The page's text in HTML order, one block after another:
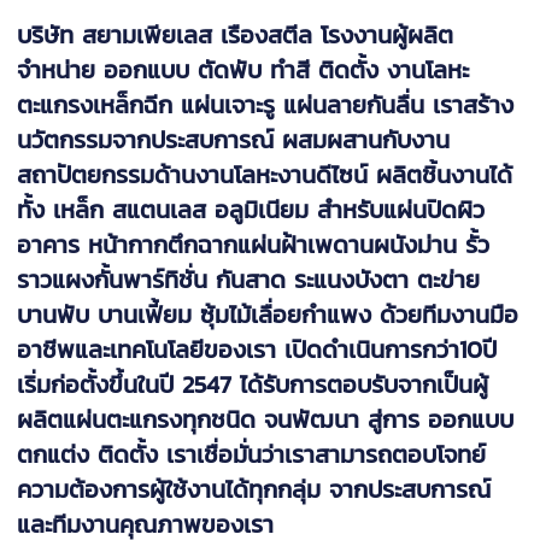
บริษัท สยามเพียเลส เรืองสตีล โรงงานผู้ผลิต
จำหน่าย ออกแบบ ตัดพับ ทำสี ติดตั้ง งานโลหะ
ตะแกรงเหล็กฉีก แผ่นเจาะรู แผ่นลายกันลื่น เราสร้าง
นวัตกรรมจากประสบการณ์ ผสมผสานกับงาน
สถาปัตยกรรมด้านงานโลหะงานดีไซน์ ผลิตชิ้นงานได้
ทั้ง เหล็ก สแตนเลส อลูมิเนียม สำหรับแผ่นปิดผิว
อาคาร หน้ากากตึกฉากแผ่นฝ้าเพดานผนังม่าน รั้ว
ราวแผงกั้นพาร์ทิชั่น กันสาด ระแนงบังตา ตะข่าย
บานพับ บานเฟี้ยม ซุ้มไม้เลื่อยกำแพง ด้วยทีมงานมือ
อาชีพและเทคโนโลยีของเรา เปิดดำเนินการกว่า10ปี
เริ่มก่อตั้งขึ้นในปี 2547 ได้รับการตอบรับจากเป็นผู้
ผลิตแผ่นตะแกรงทุกชนิด จนพัฒนา สู่การ ออกแบบ
ตกแต่ง ติดตั้ง เราเชื่อมั่นว่าเราสามารถตอบโจทย์
ความต้องการผู้ใช้งานได้ทุกกลุ่ม จากประสบการณ์
และทีมงานคุณภาพของเรา